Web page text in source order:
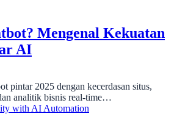
Mengenal Kekuatan
AI
pintar 2025 dengan kecerdasan situs,
analitik bisnis real-time…